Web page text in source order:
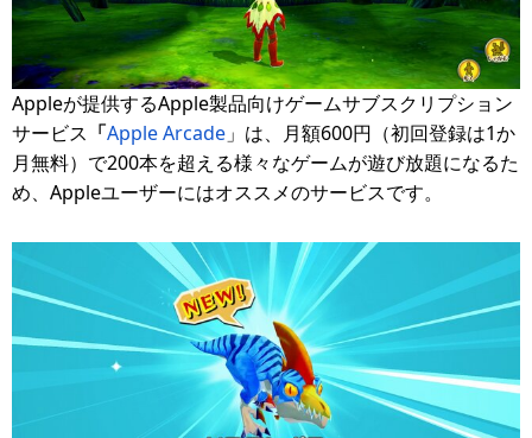
Appleが提供するApple製品向けゲームサブスクリプション
サービス 「Apple Arcade 」は、月額600円（初回登録は1か
月無料）で200本を超える様々なゲームが遊び放題になるた
め、Appleユーザーにはオススメのサービスです。